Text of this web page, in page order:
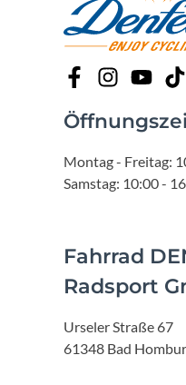
Montag - Freitag:
Samstag: 10:00 -
Fahrrad
Radsport
Urseler Straße 67
61348 Bad